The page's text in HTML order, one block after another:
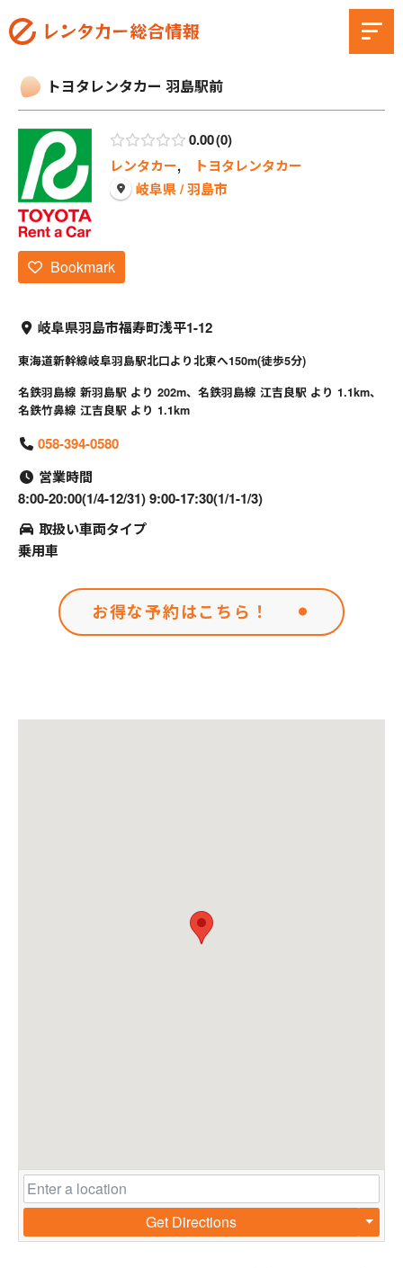
トヨタレンタカー 羽島駅前
0.00 0
レンタカー,
トヨタレンタカー
岐阜県 / 羽島市
Bookmark
岐阜県羽島市福寿町浅平1-12
東海道新幹線岐阜羽島駅北口より北東へ150m(徒歩5分)
名鉄羽島線 新羽島駅 より 202m、名鉄羽島線 江吉良駅 より 1.1km、
名鉄竹鼻線 江吉良駅 より 1.1km
058-394-0580
営業時間
8:00-20:00(1/4-12/31) 9:00-17:30(1/1-1/3)
取扱い車両タイプ
乗用車
お得な予約はこちら！
Get Directions